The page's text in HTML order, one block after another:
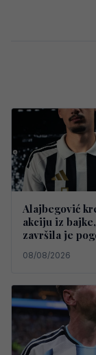
Alajbegović
akciju iz bajke,
završila je
08/08/2026